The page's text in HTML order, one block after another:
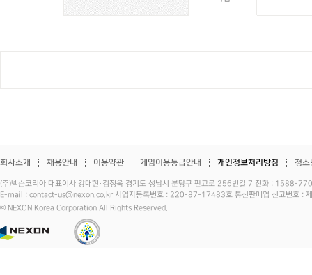
회사소개 채용안내 이용약관 게임이용등급안내 개인정보처리방침 청소
(주)넥슨코리아 대표이사 강대현·김정욱 경기도 성남시 분당구 판교로 256번길 7 전화 :
E-mail : contact-us@nexon.co.kr 사업자등록번호 : 220-87-17483호 통신판매업 신고번호 :
© NEXON Korea Corporation All Rights Reserved.